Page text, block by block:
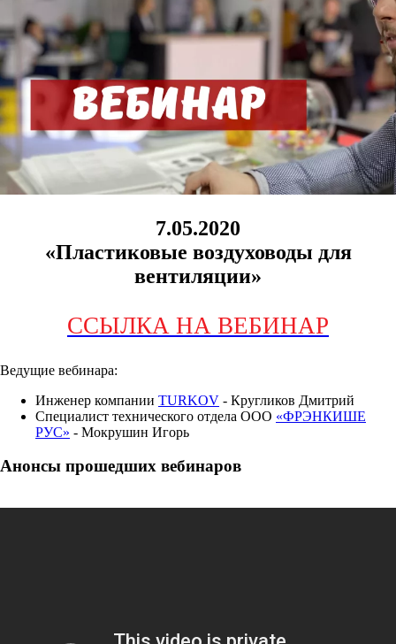
7.05.2020
«Пластиковые воздуховоды для
вентиляции»
ССЫЛКА НА ВЕБИНАР
Ведущие вебинара:
Инженер компании TURKOV - Кругликов Дмитрий
Специалист технического отдела ООО «ФРЭНКИШЕ
РУС» - Мокрушин Игорь
Анонсы прошедших вебинаров